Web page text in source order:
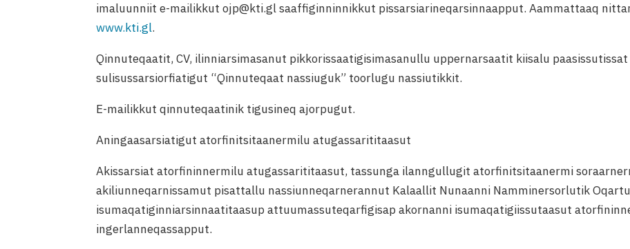
imaluunniit e-mailikkut ojp@kti.gl saaffiginninnikkut pissarsiarineqarsinnaapput. Aammattaaq
www.kti.gl.
Qinnuteqaatit, CV, ilinniarsimasanut pikkorissaatigisimasanullu uppernarsaatit kiisalu
sulisussarsiorfiatigut “Qinnuteqaat nassiuguk” toorlugu nassiutikkit.
E-mailikkut qinnuteqaatinik tigusineq ajorpugut.
Aningaasarsiatigut atorfinitsitaanermilu atugassarititaasut
Akissarsiat atorfininnermilu atugassarititaasut, tassunga ilanngullugit atorfinitsitaanermi
akiliunneqarnissamut pisattallu nassiunneqarnerannut Kalaallit Nunaanni Namminersorlutik
isumaqatiginniarsinnaatitaasup attuumassuteqarfigisap akornanni isumaqatigiissutaasut
ingerlanneqassapput.